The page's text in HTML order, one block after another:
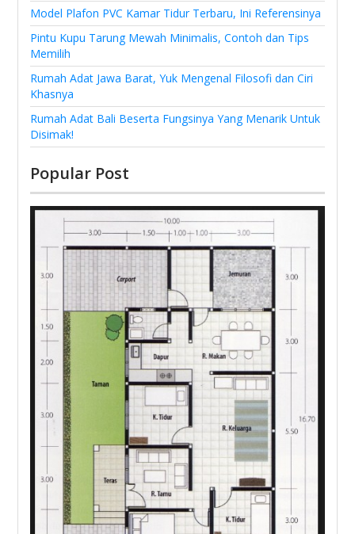
Model Plafon PVC Kamar Tidur Terbaru, Ini Referensinya
Pintu Kupu Tarung Mewah Minimalis, Contoh dan Tips
Memilih
Rumah Adat Jawa Barat, Yuk Mengenal Filosofi dan Ciri
Khasnya
Rumah Adat Bali Beserta Fungsinya Yang Menarik Untuk
Disimak!
Popular Post